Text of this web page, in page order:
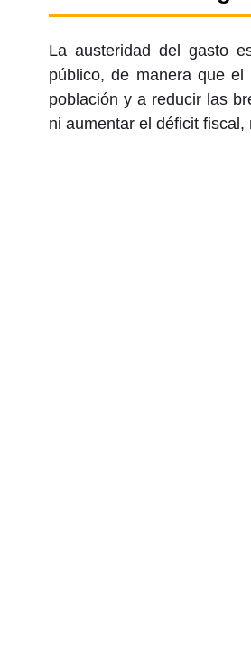
La austeridad del gasto
público, de manera que
población y a reducir las
ni aumentar el déficit